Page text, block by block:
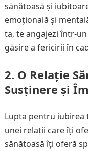
sănătoasă și
emoțională și
ta, te angajezi într-
găsire a fericirii în
2. O Relație
Susținere și
Lupta pentru iubirea
unei relații care îți
sănătoasă îți oferă